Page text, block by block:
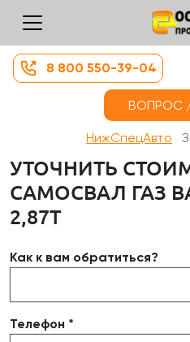
8 800 550-39-04
ВОПРОС
НижСпецАвто
УТОЧНИТЬ
САМОСВАЛ ГАЗ
2,87Т
Как к вам обратиться?
Телефон *